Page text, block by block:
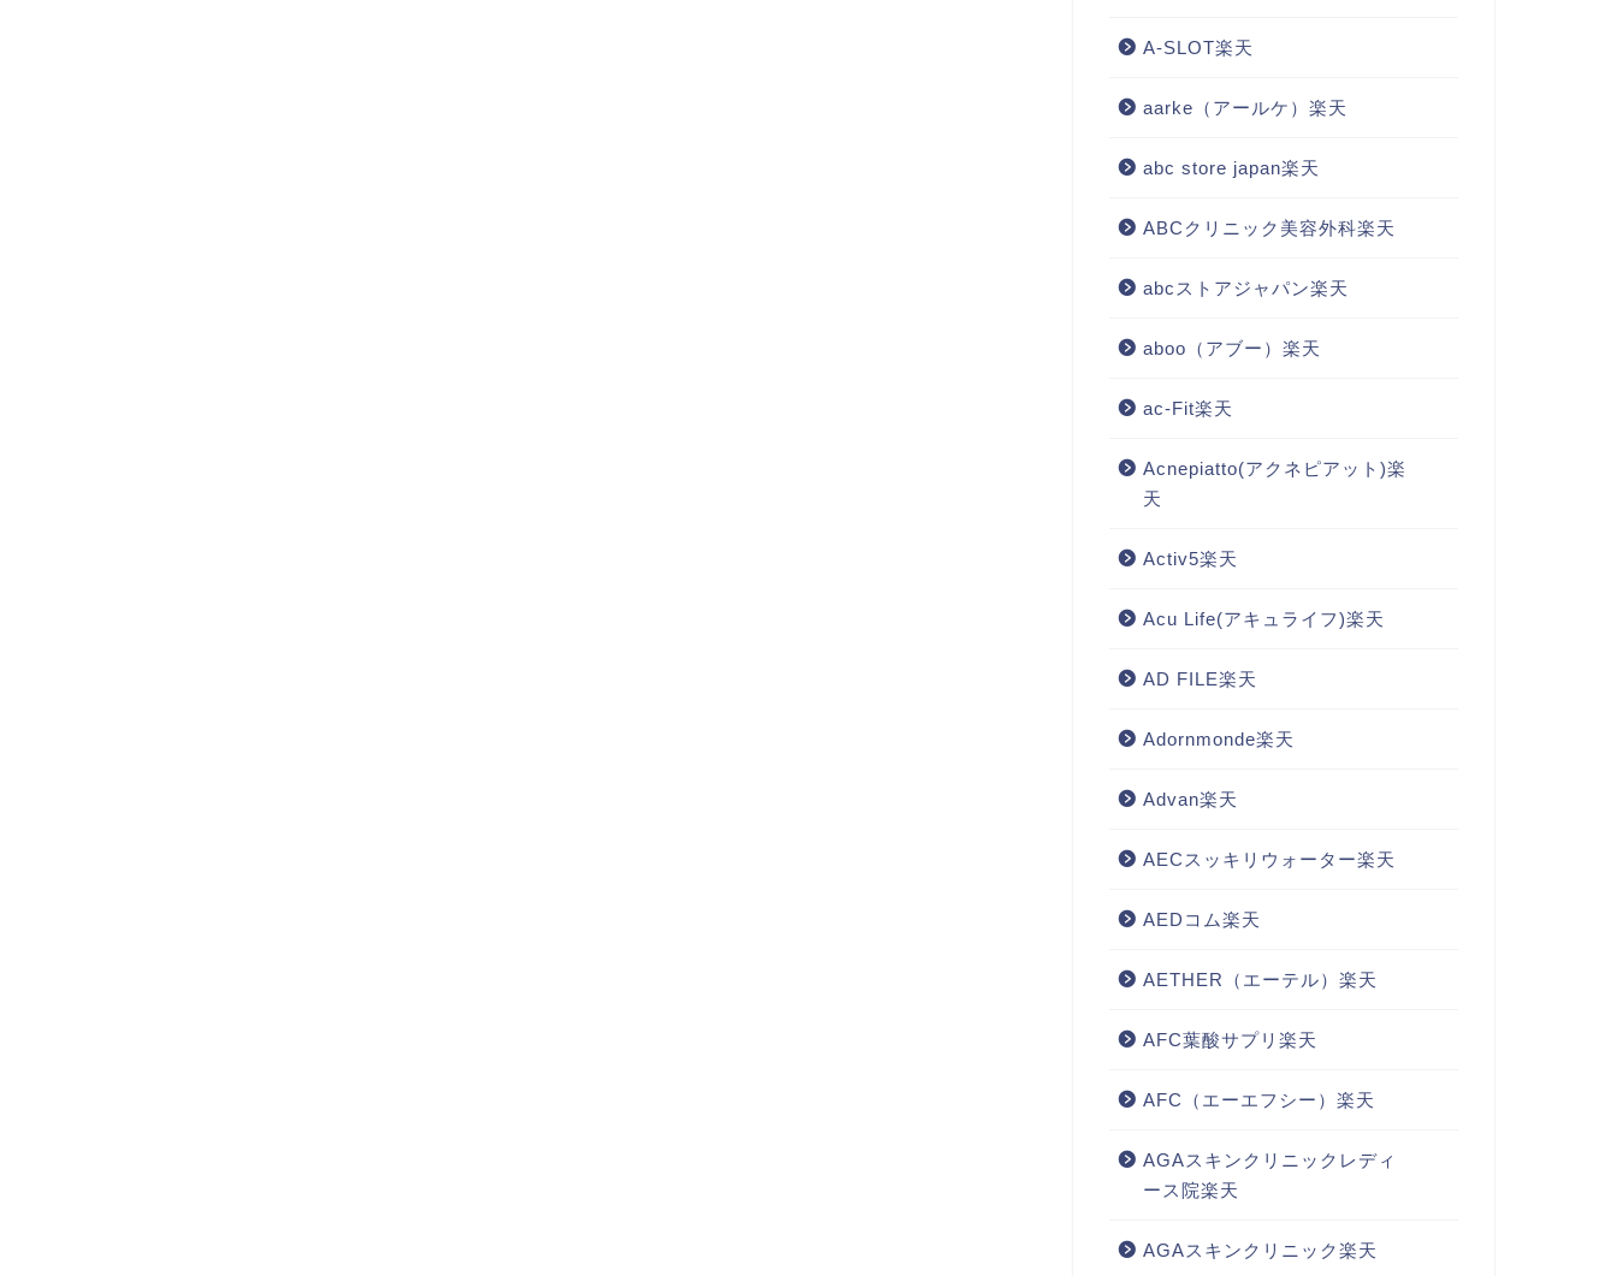
A-SLOT楽天
aarke（アールケ）楽天
abc store japan楽天
ABCクリニック美容外科楽天
abcストアジャパン楽天
aboo（アブー）楽天
ac-Fit楽天
Acnepiatto(アクネピアット)楽
天
Activ5楽天
Acu Life(アキュライフ)楽天
AD FILE楽天
Adornmonde楽天
Advan楽天
AECスッキリウォーター楽天
AEDコム楽天
AETHER（エーテル）楽天
AFC葉酸サプリ楽天
AFC（エーエフシー）楽天
AGAスキンクリニックレディ
ース院楽天
AGAスキンクリニック楽天